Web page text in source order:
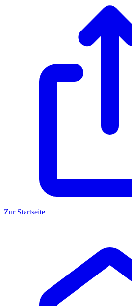
Zur Startseite